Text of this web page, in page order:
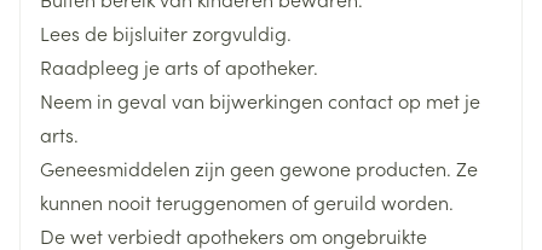
in het bloed krijgt, samen met een zorgvuldige
controle op beperking van uw vochtinname.
waterdeprivatie gevolgd door het vermogen dit wel
te doen na toedienen van 20 µg endonasaal
bevestigt de diagnose van centrale diabetes
insipidus
20 µg endonasaal
Diepte
Hoeveelheid
Verpakking
1
Actieve
Ingrediënten
desmopressine
Lees de bijsluiter zorgvuldig.
Raadpleeg je arts of apotheker.
Neem in geval van bijwerkingen contact op met je
arts.
Geneesmiddelen zijn geen gewone producten. Ze
kunnen nooit teruggenomen of geruild worden.
De wet verbiedt apothekers om ongebruikte